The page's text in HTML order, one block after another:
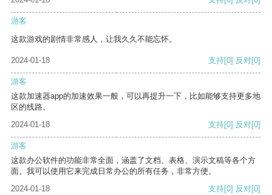
游客
这款游戏的剧情非常感人，让我久久不能忘怀。
2024-01-18 支持[0] 反对[0]
游客
这款加速器app的加速效果一般，可以再提升一下，比如能够支持更多地
区的线路。
2024-01-18
支持[0] 反对[0]
游客
这款办公软件的功能非常全面，涵盖了文档、表格、演示文稿等各个方
面。我可以使用它来完成日常办公的所有任务，非常方便。
2024-01-18
支持[0] 反对[0]